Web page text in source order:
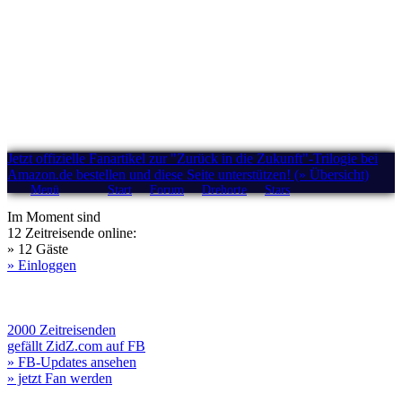
Jetzt offizielle Fanartikel zur "Zurück in die Zukunft"-Trilogie bei
Amazon.de bestellen und diese Seite unterstützen! (» Übersicht)
Menü Start Forum Drehorte Stars
Im Moment sind
12 Zeitreisende online:
» 12 Gäste
» Einloggen
2000 Zeitreisenden
gefällt ZidZ.com auf FB
» FB-Updates ansehen
» jetzt Fan werden